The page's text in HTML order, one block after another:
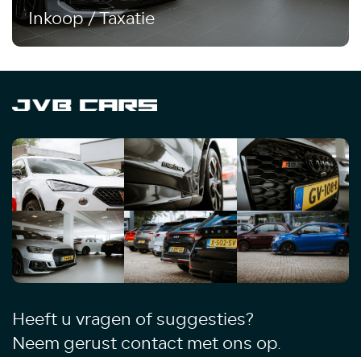
Inkoop / Taxatie
Heeft u vragen of suggesties?
Neem gerust contact met ons op.